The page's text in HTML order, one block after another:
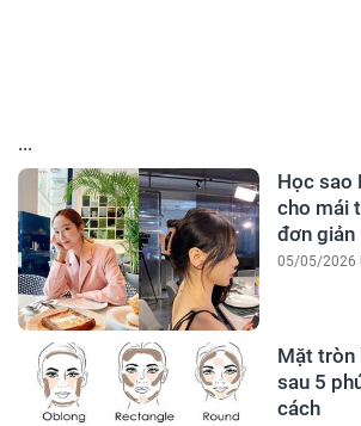
...
Học sao
cho mái
đơn giản
05/05/2026
Mặt tròn
sau 5
cách